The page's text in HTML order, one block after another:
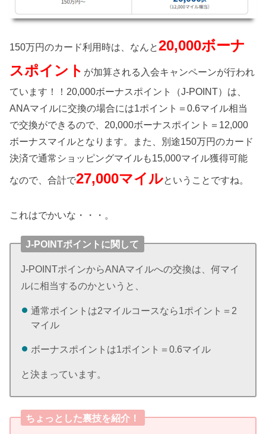
150万円のカード利用時は、なんと20,000ボーナ
スポイント が加算される入会キャンペーンが行われ
ています！！20,000ボーナスポイント（J-POINT）は、
ANAマイルに交換の場合には1ポイント＝0.6マイル相当
で交換ができるので、20,000ボーナスポイント＝12,000
ボーナスマイルとなります。また、別途150万円のカード
決済で通常ショッピングマイルも15,000マイル獲得可能
なので、合計で27,000マイルということですね。
これはでかいな・・・。
J-POINTポイントに関して
J-POINTポインからANAマイルへの交換は、何マイ
ルに相当するのかというと、
通常ポイントは2マイルコースなら1ポイント＝2
マイル
ボーナスポイントは1ポイント＝0.6マイル
と決まっています。
ちょっとした裏技を紹介！